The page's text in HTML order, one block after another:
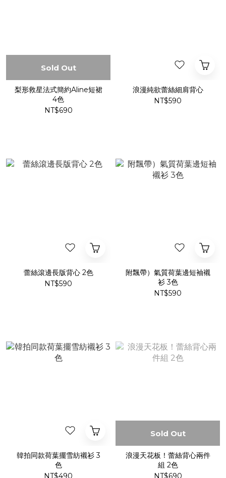
Sold Out
梨形救星法式簡約Aline短裙
4色
NT$690
浪漫純欲蕾絲細肩背心
NT$590
蕾絲滾邊長版背心 2色
NT$590
附飄帶）氣質荷葉邊短袖襯
衫 3色
NT$590
韓拍同款荷葉擺雪紡襯衫 3
色
NT$490
Sold Out
浪漫天花板！蕾絲背心兩件
組 2色
NT$690